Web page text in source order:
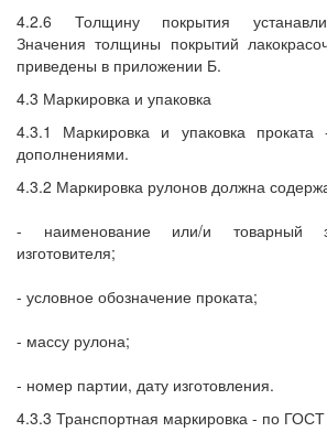
4.2.6 Толщину покрытия
Значения толщины покрытий
приведены в приложении Б.
4.3 Маркировка и упаковка
4.3.1 Маркировка и упаковка
дополнениями.
4.3.2 Маркировка рулонов должна
- наименование или/и товарный
изготовителя;
- условное обозначение проката;
- массу рулона;
- номер партии, дату изготовления.
4.3.3 Транспортная маркировка - по